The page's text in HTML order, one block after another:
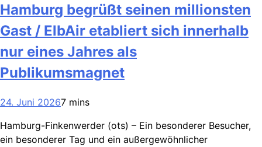
Hamburg begrüßt seinen millionsten
Gast / ElbAir etabliert sich innerhalb
nur eines Jahres als
Publikumsmagnet
24. Juni 20267 mins
Hamburg-Finkenwerder (ots) – Ein besonderer Besucher,
ein besonderer Tag und ein außergewöhnlicher